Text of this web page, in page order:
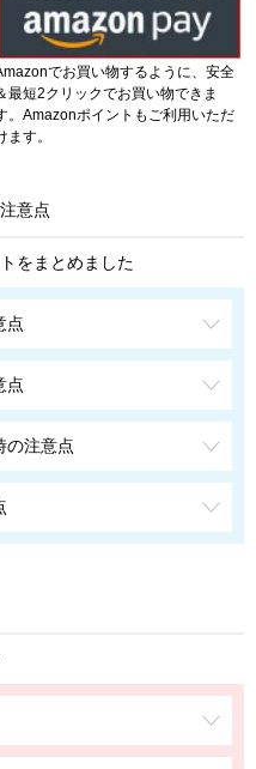
でお買い物するように、安全
最短2クリックでお買い物できま
。Amazonポイントもご利用いただ
ます。
意点
をまとめました
点
点
の注意点